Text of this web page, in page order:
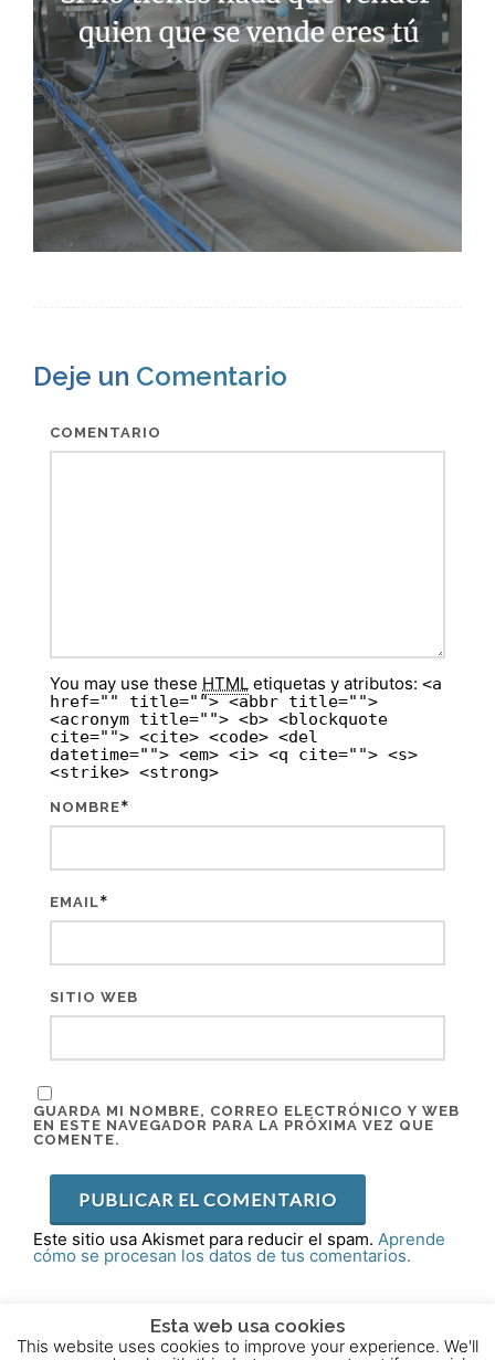
Deje un Comentario
COMENTARIO
You may use these HTML etiquetas y atributos: <a
href="" title=""> <abbr title="">
<acronym title=""> <b> <blockquote
cite=""> <cite> <code> <del
datetime=""> <em> <i> <q cite=""> <s>
<strike> <strong>
NOMBRE*
EMAIL*
SITIO WEB
GUARDA MI NOMBRE, CORREO ELECTRÓNICO Y WEB
EN ESTE NAVEGADOR PARA LA PRÓXIMA VEZ QUE
COMENTE.
Este sitio usa Akismet para reducir el spam. Aprende
cómo se procesan los datos de tus comentarios.
2015 - 2025 © Powered byTheme-Vision
Esta web usa cookies
This website uses cookies to improve your experience. We'll